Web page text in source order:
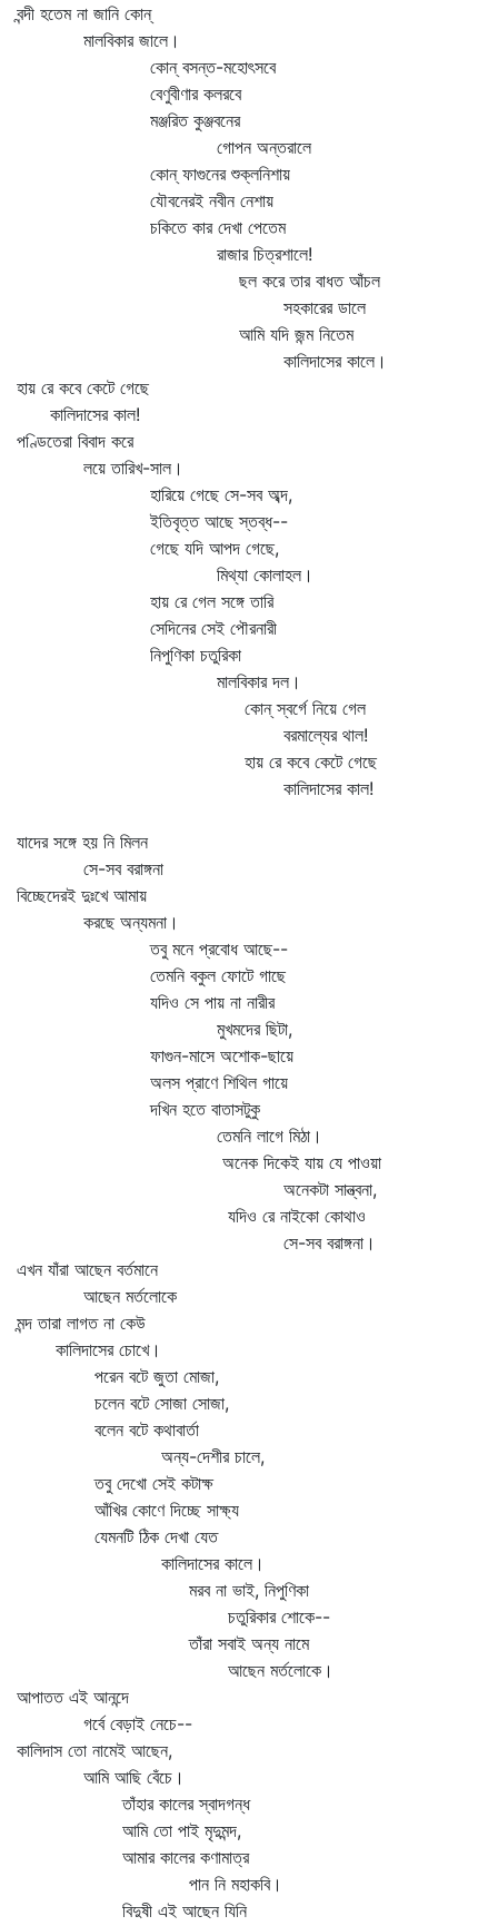
বন্দী হতেম না জানি কোন্‌
মালবিকার জালে।
কোন্‌ বসন্ত-মহোৎসবে
বেণুবীণার কলরবে
মঞ্জরিত কুঞ্জবনের
গোপন অন্তরালে
কোন্‌ ফাগুনের শুক্লনিশায়
যৌবনেরই নবীন নেশায়
চকিতে কার দেখা পেতেম
রাজার চিত্রশালে!
ছল করে তার বাধত আঁচল
সহকারের ডালে
আমি যদি জন্ম নিতেম
কালিদাসের কালে।
হায় রে কবে কেটে গেছে
কালিদাসের কাল!
পণ্ডিতেরা বিবাদ করে
লয়ে তারিখ-সাল।
হারিয়ে গেছে সে-সব অব্দ,
ইতিবৃত্ত আছে স্তব্ধ--
গেছে যদি আপদ গেছে,
মিথ্যা কোলাহল।
হায় রে গেল সঙ্গে তারি
সেদিনের সেই পৌরনারী
নিপুণিকা চতুরিকা
মালবিকার দল।
কোন্‌ স্বর্গে নিয়ে গেল
বরমাল্যের থাল!
হায় রে কবে কেটে গেছে
কালিদাসের কাল!
যাদের সঙ্গে হয় নি মিলন
সে-সব বরাঙ্গনা
বিচ্ছেদেরই দুঃখে আমায়
করছে অন্যমনা।
তবু মনে প্রবোধ আছে--
তেমনি বকুল ফোটে গাছে
যদিও সে পায় না নারীর
মুখমদের ছিটা,
ফাগুন-মাসে অশোক-ছায়ে
অলস প্রাণে শিথিল গায়ে
দখিন হতে বাতাসটুকু
তেমনি লাগে মিঠা।
অনেক দিকেই যায় যে পাওয়া
অনেকটা সান্ত্বনা,
যদিও রে নাইকো কোথাও
সে-সব বরাঙ্গনা।
এখন যাঁরা আছেন বর্তমানে
আছেন মর্তলোকে
মন্দ তারা লাগত না কেউ
কালিদাসের চোখে।
পরেন বটে জুতা মোজা,
চলেন বটে সোজা সোজা,
বলেন বটে কথাবার্তা
অন্য-দেশীর চালে,
তবু দেখো সেই কটাক্ষ
আঁখির কোণে দিচ্ছে সাক্ষ্য
যেমনটি ঠিক দেখা যেত
কালিদাসের কালে।
মরব না ভাই, নিপুণিকা
চতুরিকার শোকে--
তাঁরা সবাই অন্য নামে
আছেন মর্তলোকে।
আপাতত এই আনন্দে
গর্বে বেড়াই নেচে--
কালিদাস তো নামেই আছেন,
আমি আছি বেঁচে।
তাঁহার কালের স্বাদগন্ধ
আমি তো পাই মৃদুমন্দ,
আমার কালের কণামাত্র
পান নি মহাকবি।
বিদুষী এই আছেন যিনি